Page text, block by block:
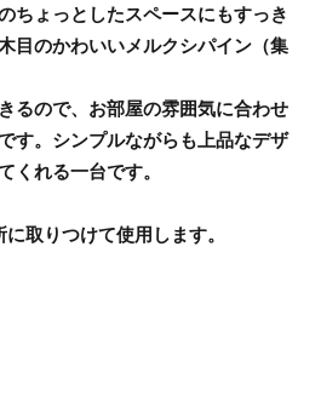
ちょっとしたスペースにもすっき
目のかわいいメルクシパイン（集
るので、お部屋の雰囲気に合わせ
す。シンプルながらも上品なデザ
くれる一台です。
取りつけて使用します。